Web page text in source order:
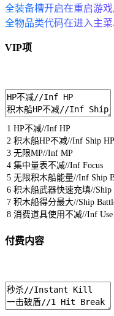
全装备槽开启在重启游
全物品类代码在进入主
VIP项
1
2
3
4
5
6
7
8
HP不减//Inf HP
积木船HP不减//Inf Ship HP
无限MP//Inf MP
集中量表不减//Inf Focus
无限积木船能量//Inf Ship
积木船武器快速充填//Ship
积木船得分最大//Ship
消费道具使用不减//Inf
付费内容